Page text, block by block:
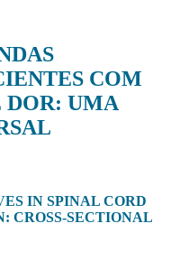
COM
DOR: UMA
IN SPINAL CORD
CROSS-SECTIONAL